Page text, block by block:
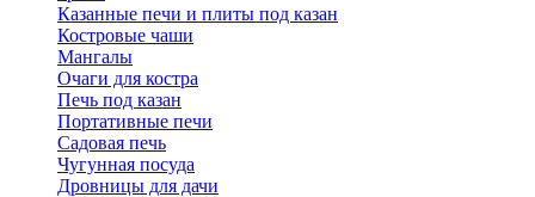
Казанные печи и плиты под казан
Костровые чаши
Мангалы
Очаги для костра
Печь под казан
Портативные печи
Садовая печь
Чугунная посуда
Дровницы для дачи